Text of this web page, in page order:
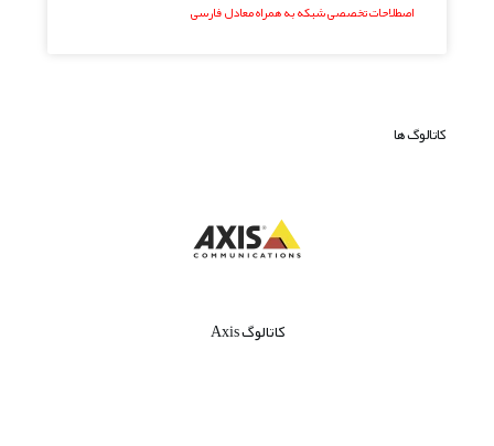
اصطلاحات تخصصی شبکه به همراه معادل فارسی
کاتالوگ ها
کاتالوگ Axis